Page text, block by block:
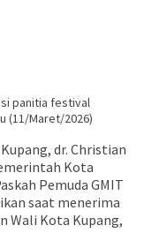
panitia festival
(11/Maret/2026)
dr. Christian
Kota
Pemuda GMIT
saat menerima
Wali Kota Kupang,